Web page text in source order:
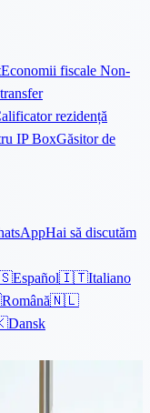
Economii fiscale Non-
rezidență
IP BoxGăsitor de
Hai să discutăm
Español🇮🇹Italiano
Română🇳🇱
Dansk